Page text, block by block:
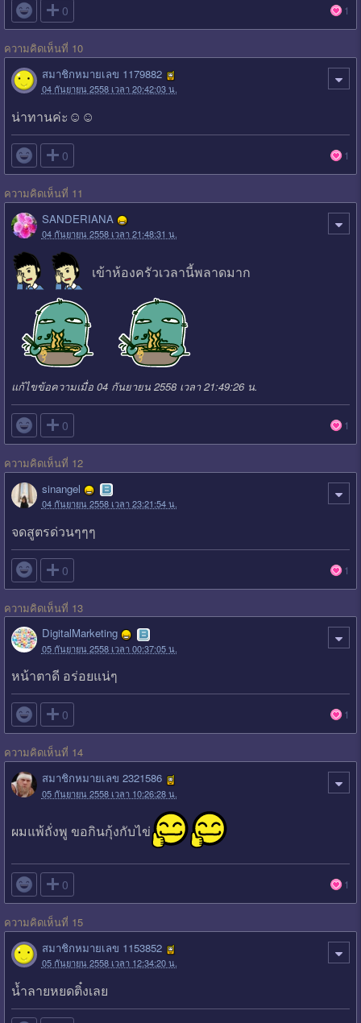
 0 1
ความคิดเห็นที่ 10
สมาชิกหมายเลข 1179882
04 กันยายน 2558 เวลา 20:42:03 น.
น่าทานค่ะ☺☺
 0 1
ความคิดเห็นที่ 11
SANDERIANA
04 กันยายน 2558 เวลา 21:48:31 น.
เข้าห้องครัวเวลานี้พลาดมาก
แก้ไขข้อความเมื่อ 04 กันยายน 2558 เวลา 21:49:26 น.
 0 1
ความคิดเห็นที่ 12
sinangel
04 กันยายน 2558 เวลา 23:21:54 น.
จดสูตรด่วนๆๆๆ
 0 1
ความคิดเห็นที่ 13
DigitalMarketing
05 กันยายน 2558 เวลา 00:37:05 น.
หน้าตาดี อร่อยแน่ๆ
 0 1
ความคิดเห็นที่ 14
สมาชิกหมายเลข 2321586
05 กันยายน 2558 เวลา 10:26:28 น.
ผมแพ้ถั่งพู ขอกินกุ้งกับไข่
 0 1
ความคิดเห็นที่ 15
สมาชิกหมายเลข 1153852
05 กันยายน 2558 เวลา 12:34:20 น.
น้ำลายหยดติ๋งเลย